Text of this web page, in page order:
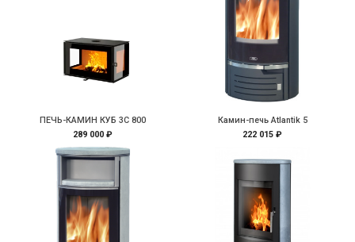
ПЕЧЬ-КАМИН КУБ 3С 800
289 000 ₽
Камин-печь Atlantik 5
222 015 ₽